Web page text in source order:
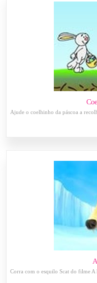
Ajude o coelhinho da páscoa a
Corra com o esquilo Scat do filme A